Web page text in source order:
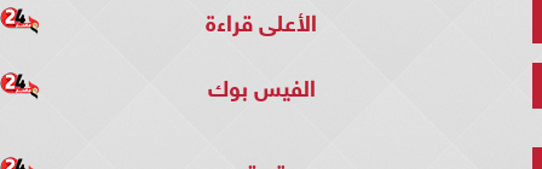
الأعلى قراءة
الفيس بوك